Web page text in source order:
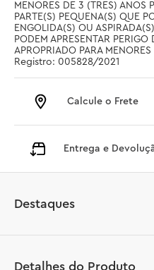
MENORES DE 3 (TRES) ANOS
PARTE(S) PEQUENA(S) QUE
ENGOLIDA(S) OU
PODEM APRESENTAR PERIGO
APROPRIADO PARA
Registro: 005828/2021
Calcule o Frete
Entrega e
Destaques
Detalhes do Produto